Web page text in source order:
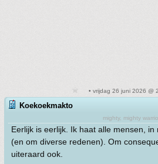
• vrijdag 26 juni 2026 @
Koekoekmakto
mighty, mighty
Eerlijk is eerlijk. Ik haat alle mensen,
(en om diverse redenen). Om
uiteraard ook.